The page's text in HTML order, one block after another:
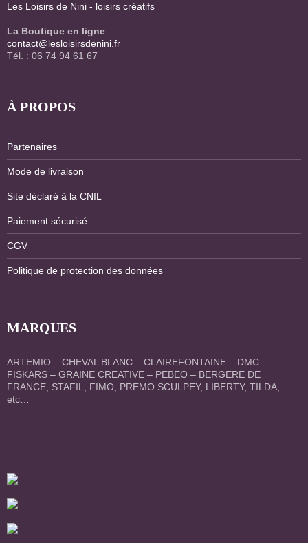
Les Loisirs de Nini - loisirs créatifs
La Boutique en ligne
contact@lesloisirsdenini.fr
Tél. : 06 74 94 61 67
À PROPOS
Partenaires
Mode de livraison
Site déclaré à la CNIL
Paiement sécurisé
CGV
Politique de protection des données
MARQUES
ARTEMIO – CHEVAL BLANC – CLAIREFONTAINE – DMC –
FISKARS – GRAINE CREATIVE – PEBEO – BERGERE DE
FRANCE, STAFIL, FIMO, PREMO SCULPEY, LIBERTY, TILDA,
etc…